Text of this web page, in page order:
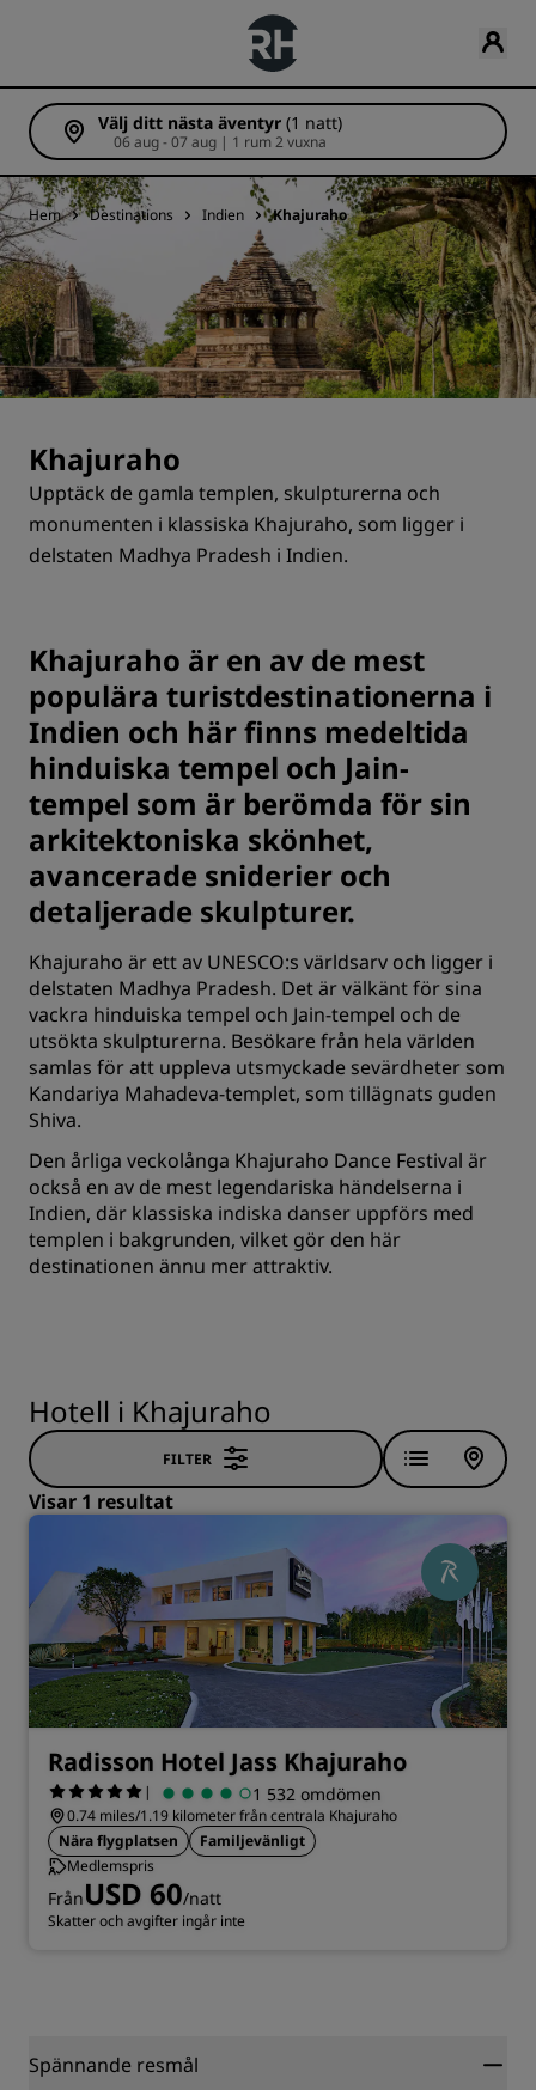
Välj ditt nästa äventyr (1 natt)
06 aug - 07 aug | 1 rum 2 vuxna
Hem Destinations Indien Khajuraho
Khajuraho
Upptäck de gamla templen, skulpturerna och
monumenten i klassiska Khajuraho, som ligger i
delstaten Madhya Pradesh i Indien.
Khajuraho är en av de mest
populära turistdestinationerna i
Indien och här finns medeltida
hinduiska tempel och Jain-
tempel som är berömda för sin
arkitektoniska skönhet,
avancerade sniderier och
detaljerade skulpturer.
Khajuraho är ett av UNESCO:s världsarv och ligger i
delstaten Madhya Pradesh. Det är välkänt för sina
vackra hinduiska tempel och Jain-tempel och de
utsökta skulpturerna. Besökare från hela världen
samlas för att uppleva utsmyckade sevärdheter som
Kandariya Mahadeva-templet, som tillägnats guden
Shiva.
Den årliga veckolånga Khajuraho Dance Festival är
också en av de mest legendariska händelserna i
Indien, där klassiska indiska danser uppförs med
templen i bakgrunden, vilket gör den här
destinationen ännu mer attraktiv.
Hotell i Khajuraho
FILTER
Visar 1 resultat
Radisson Hotel Jass Khajuraho
| 1 532 omdömen
0.74 miles/1.19 kilometer från centrala Khajuraho
Nära flygplatsen
Familjevänligt
Medlemspris
FrånUSD 60/natt
Skatter och avgifter ingår inte
Spännande resmål